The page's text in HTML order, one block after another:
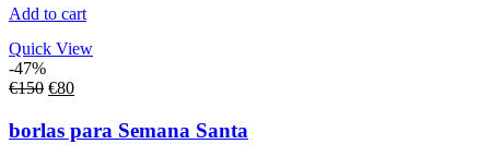
Add to cart
Quick View
-47%
€150 €80
borlas para Semana Santa